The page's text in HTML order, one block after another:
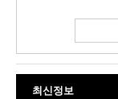
최신정보